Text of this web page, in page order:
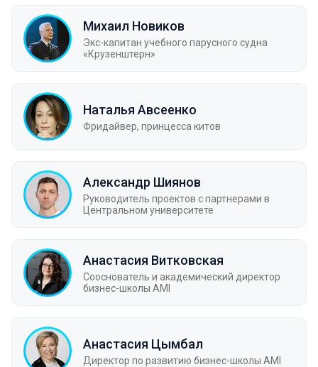
Михаил Новиков
Экс-капитан учебного парусного судна
«Крузенштерн»
Наталья Авсеенко
Фридайвер, принцесса китов
Александр Шиянов
Руководитель проектов с партнерами в
Центральном университете
Анастасия Витковская
Сооснователь и академический директор
бизнес-школы AMI
Анастасия Цымбал
Директор по развитию бизнес-школы AMI